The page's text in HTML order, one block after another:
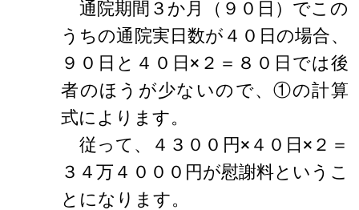
通院期間３か月（９０日）でこの
うちの通院実日数が４０日の場合、
９０日と４０日×２＝８０日では後
者のほうが少ないので、①の計算
式によります。
従って、４３００円×４０日×２＝
３４万４０００円が慰謝料というこ
とになります。